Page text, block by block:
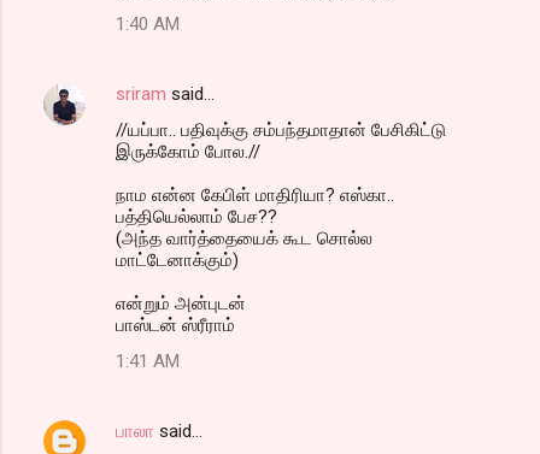
1:40 AM
sriram said…
//யப்பா.. பதிவுக்கு சம்பந்தமாதான் பேசிகிட்டு
இருக்கோம் போல.//
நாம என்ன கேபிள் மாதிரியா? எஸ்கா..
பத்தியெல்லாம் பேச??
(அந்த வார்த்தையைக் கூட சொல்ல
மாட்டேனாக்கும்)
என்றும் அன்புடன்
பாஸ்டன் ஸ்ரீராம்
1:41 AM
பாலா said…